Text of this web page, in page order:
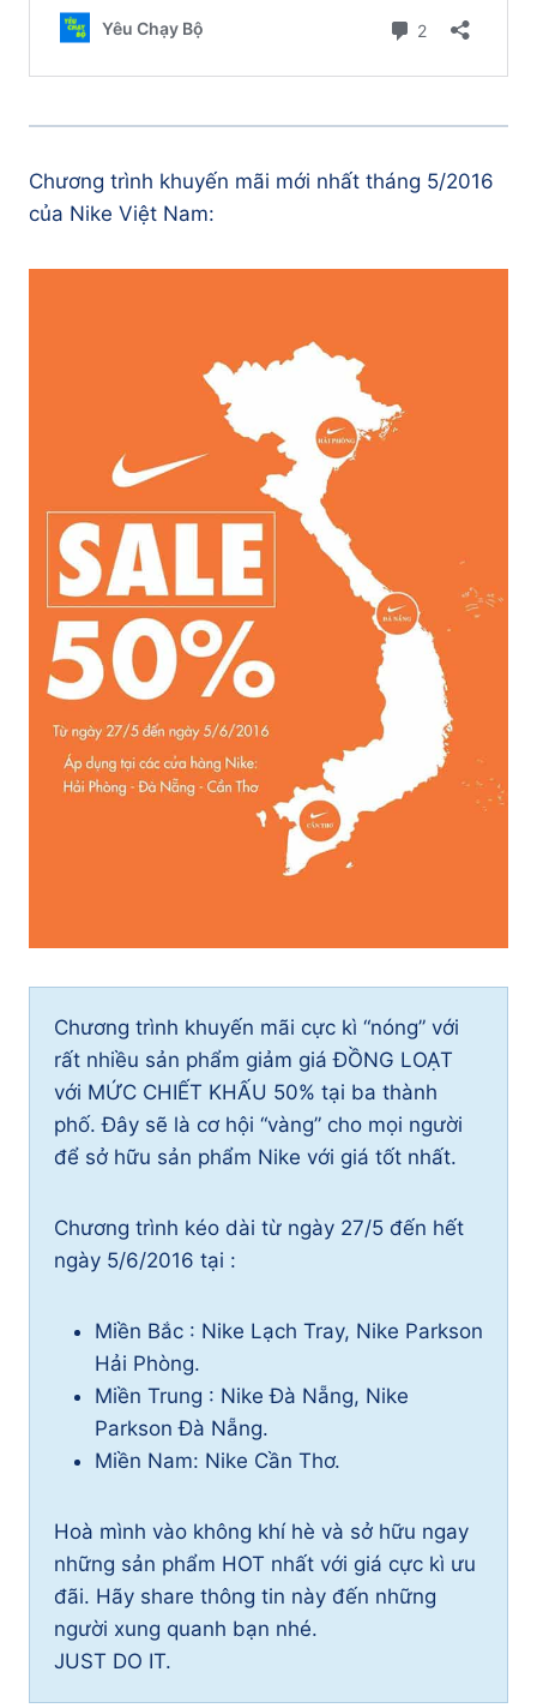
Chương trình khuyến mãi mới nhất tháng 5/2016
của Nike Việt Nam:
Chương trình khuyến mãi cực kì “nóng” với
rất nhiều sản phẩm giảm giá ĐỒNG LOẠT
với MỨC CHIẾT KHẤU 50% tại ba thành
phố. Đây sẽ là cơ hội “vàng” cho mọi người
để sở hữu sản phẩm Nike với giá tốt nhất.
Chương trình kéo dài từ ngày 27/5 đến hết
ngày 5/6/2016 tại :
Miền Bắc : Nike Lạch Tray, Nike Parkson
Hải Phòng.
Miền Trung : Nike Đà Nẵng, Nike
Parkson Đà Nẵng.
Miền Nam: Nike Cần Thơ.
Hoà mình vào không khí hè và sở hữu ngay
những sản phẩm HOT nhất với giá cực kì ưu
đãi. Hãy share thông tin này đến những
người xung quanh bạn nhé.
JUST DO IT.